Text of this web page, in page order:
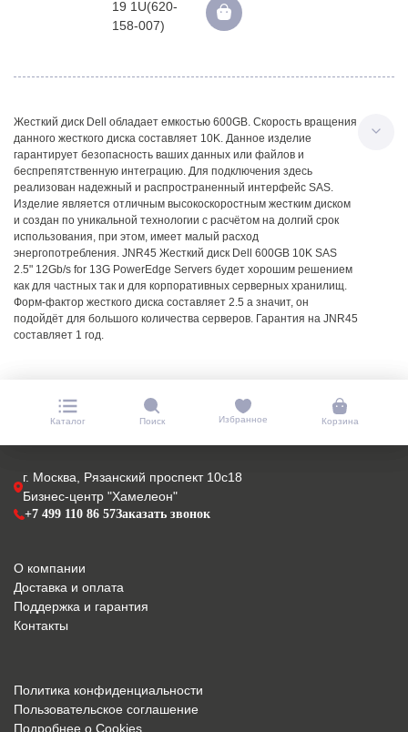
Жесткий диск Dell обладает емкостью 600GB. Скорость вращения
данного жесткого диска составляет 10K. Данное изделие
гарантирует безопасность ваших данных или файлов и
беспрепятственную интеграцию. Для подключения здесь
реализован надежный и распространенный интерфейс SAS.
Изделие является отличным высокоскоростным жестким диском
и создан по уникальной технологии с расчётом на долгий срок
использования, при этом, имеет малый расход
энергопотребления. JNR45 Жесткий диск Dell 600GB 10K SAS
2.5" 12Gb/s for 13G PowerEdge Servers будет хорошим решением
как для частных так и для корпоративных серверных хранилищ.
Форм-фактор жесткого диска составляет 2.5 а значит, он
подойдёт для большого количества серверов. Гарантия на JNR45
составляет 1 год.
Каталог Поиск Избранное Корзина
г. Москва, Рязанский проспект 10с18
Бизнес-центр "Хамелеон"
+7 499 110 86 57Заказать звонок
О компании
Доставка и оплата
Поддержка и гарантия
Контакты
Политика конфиденциальности
Пользовательское соглашение
Подробнее о Cookies